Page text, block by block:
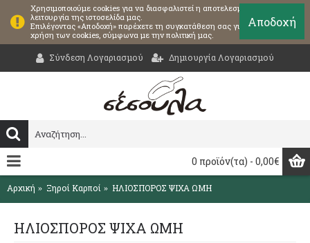
Χρησιμοποιούμε cookies για να διασφαλιστεί η αποτελεσματική
λειτουργία της ιστοσελίδα μας.
Επιλέγοντας «Αποδοχή» παρέχετε τη συγκατάθεση σας για τη
χρήση των cookies, σύμφωνα με την πολιτική μας.
Αποδοχή
Σύνδεση Λογαριασμού Δημιουργία Λογαριασμού
0 προϊόν(τα) - 0,00€
Αρχική Ξηροί Καρποί ΗΛΙΟΣΠΟΡΟΣ ΨΙΧΑ ΩΜΗ
ΗΛΙΟΣΠΟΡΟΣ ΨΙΧΑ ΩΜΗ